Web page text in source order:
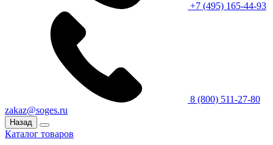
+7 (495) 165-44-93
8 (800) 511-27-80
zakaz@soges.ru
Назад
Каталог товаров